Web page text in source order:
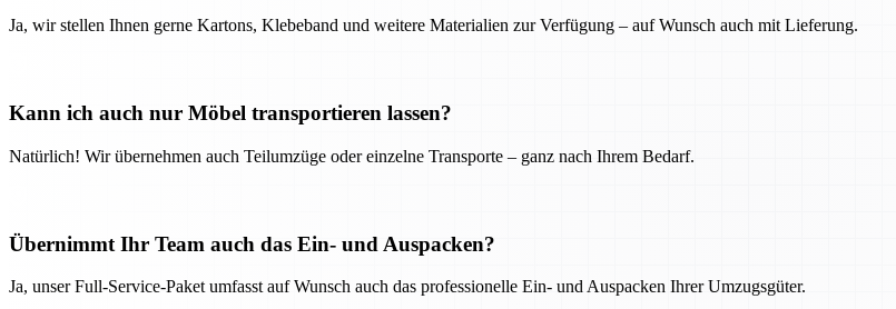
Ja, wir stellen Ihnen gerne Kartons, Klebeband und weitere Materialien zur Verfügung – auf Wunsch auch mit Lieferung.
Kann ich auch nur Möbel transportieren lassen?
Natürlich! Wir übernehmen auch Teilumzüge oder einzelne Transporte – ganz nach Ihrem Bedarf.
Übernimmt Ihr Team auch das Ein- und Auspacken?
Ja, unser Full-Service-Paket umfasst auf Wunsch auch das professionelle Ein- und Auspacken Ihrer Umzugsgüter.